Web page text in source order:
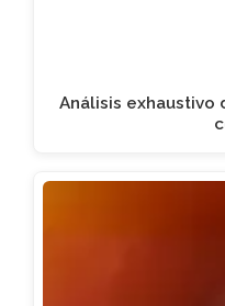
Análisis